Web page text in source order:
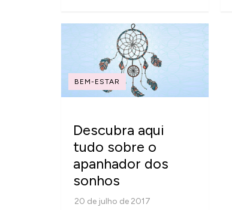
BEM-ESTAR
Descubra aqui
tudo sobre o
apanhador dos
sonhos